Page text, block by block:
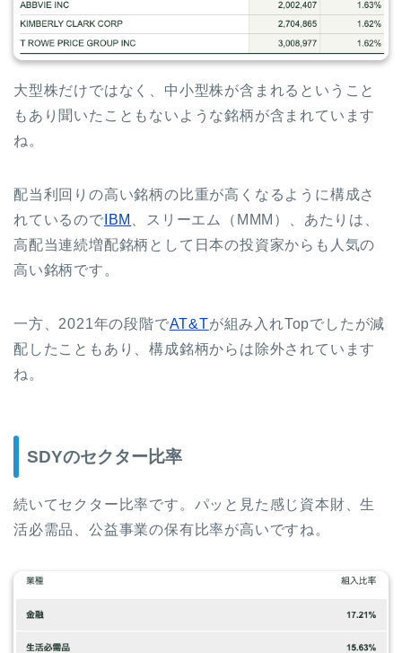
大型株だけではなく、中小型株が含まれるということ
もあり聞いたこともないような銘柄が含まれています
ね。
配当利回りの高い銘柄の比重が高くなるように構成さ
れているので IBM
、スリーエム（MMM）、あたりは、
高配当連続増配銘柄として日本の投資家からも人気の
高い銘柄です。
一方、2021年の段階でAT&Tが組み入れTopでしたが減
配したこともあり、構成銘柄からは除外されています
ね。
SDYのセクター比率
続いてセクター比率です。パッと見た感じ資本財、生
活必需品、公益事業の保有比率が高いですね。